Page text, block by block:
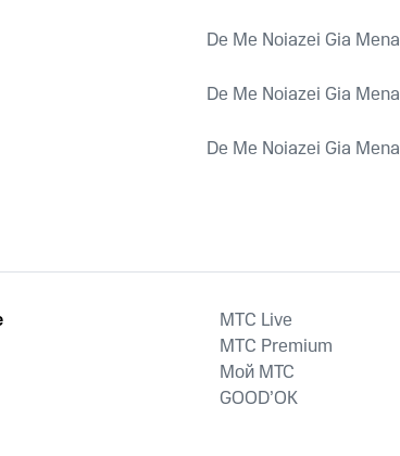
De Me Noiazei Gia Mena
De Me Noiazei Gia Mena
De Me Noiazei Gia Mena
MTС Live
MTС Premium
Мой МТС
GOOD’OK